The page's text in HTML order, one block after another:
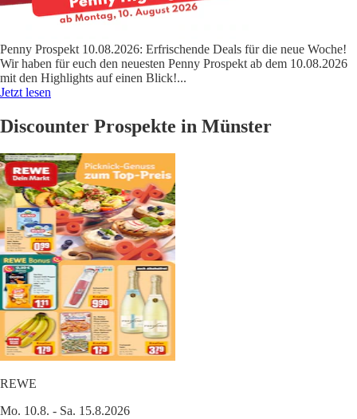
Penny Prospekt 10.08.2026: Erfrischende Deals für die neue Woche!
Wir haben für euch den neuesten Penny Prospekt ab dem 10.08.2026
mit den Highlights auf einen Blick!...
Jetzt lesen
Discounter Prospekte in Münster
REWE
Mo. 10.8. - Sa. 15.8.2026